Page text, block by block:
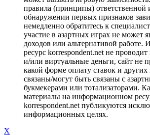
правила (принципы)
обнаружении первых признаков
немедленно обратитесь к
участие в азартных играх не может
доходов или альтернативой
ресурс korrespondent.net не
и/или виртуальные деньги, сайт не
какой форме оплату ставок и
связаны/могут быть связаны с
букмекерами или тотализаторами.
материалы на информационном
korrespondent.net публикуются
информационных целях.
X